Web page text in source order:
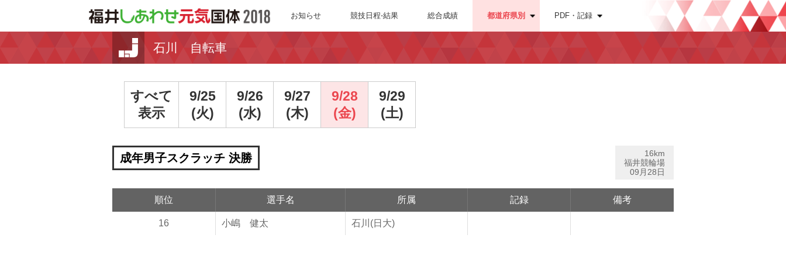
お知らせ 競技日程⋅結果 総合成績 都道府県別 PDF・記録
石川 自転車
すべて
表示
9/25
(火)
9/26
(水)
9/27
(木)
9/28
(金)
9/29
(土)
成年男子スクラッチ 決勝
16km
福井競輪場
09月28日
順位 選手名 所属 記録 備考
16 小嶋 健太 石川(日大)